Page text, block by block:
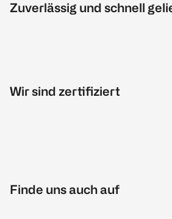
Zuverlässig und schnell
Wir sind zertifiziert
Finde uns auch auf